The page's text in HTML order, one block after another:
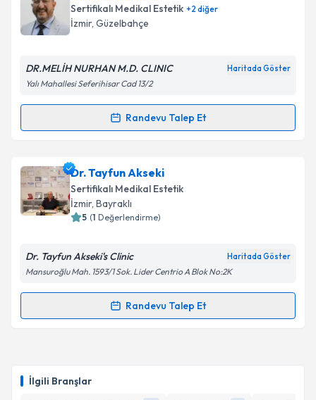
İlgili Branşlar
Sertifikalı Medikal Estetik +2 diğer
İzmir, Güzelbahçe
DR.MELİH NURHAN M.D. CLINIC Haritada Göster
Yalı Mahallesi Seferihisar Cad 13/2
Randevu Talep Et
Randevu Takvimi Talebi
Dr. Melih Nurhaniçin randevu takvimi talebi
oluşturun. Size bu uzmandan randevu almanız için bir
takvim hazırlandığında e-posta ile bilgilendireceğiz.
Kişisel verilerimin işlenmesine ilişkinAydınlatma
'ni okudum ve kişisel verilerimin belirtilen
Takvim Talebini Gönder
Dr. Tayfun Akseki
Sertifikalı Medikal Estetik
İzmir, Bayraklı
5 (1 Değerlendirme)
Dr. Tayfun Akseki's Clinic Haritada Göster
Mansuroğlu Mah. 1593/1 Sok. Lider Centrio A Blok No:2K
Randevu Talep Et
Randevu Takvimi Talebi
takvim hazırlandığında e-posta ile bilgilendireceğiz.